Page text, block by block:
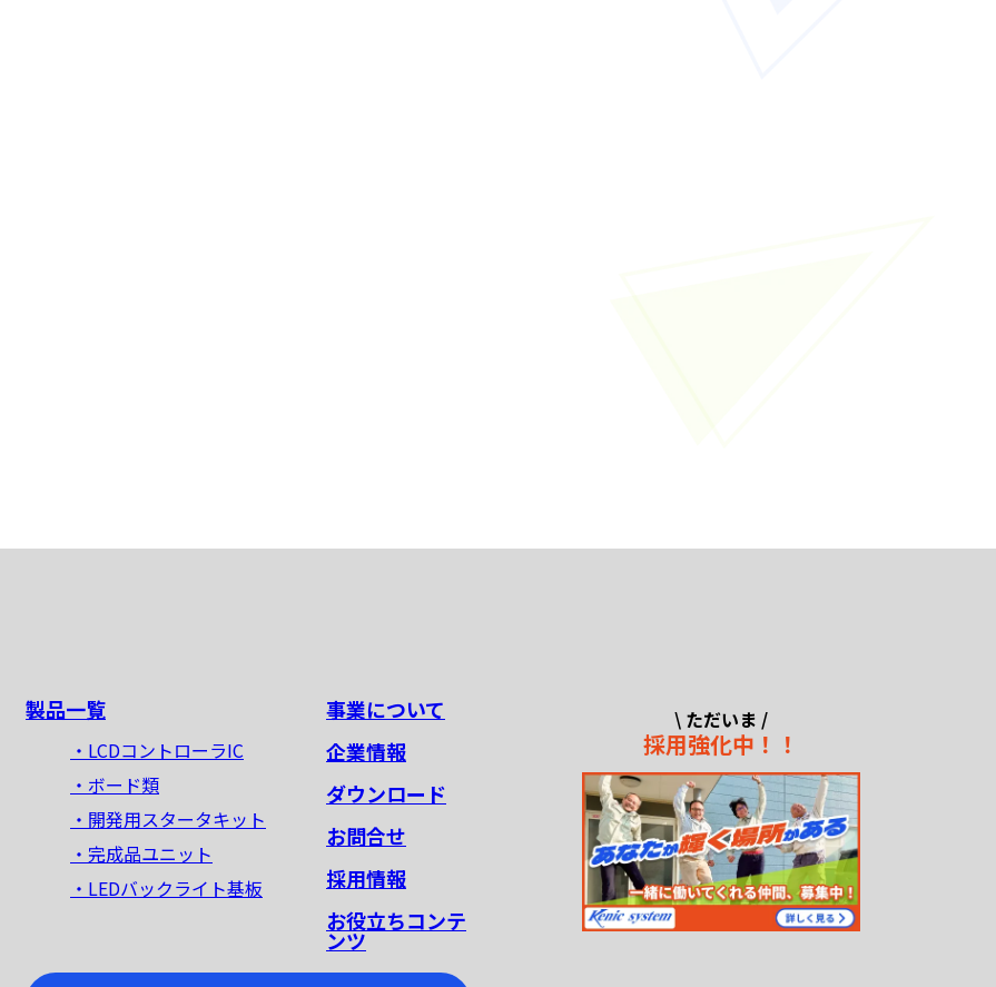
製品一覧
・LCDコントローラIC
・ボード類
・開発用スタータキット
・完成品ユニット
・LEDバックライト基板
事業について
企業情報
ダウンロード
お問合せ
採用情報
お役立ちコンテ
ンツ
\ ただいま /
採用強化中！！